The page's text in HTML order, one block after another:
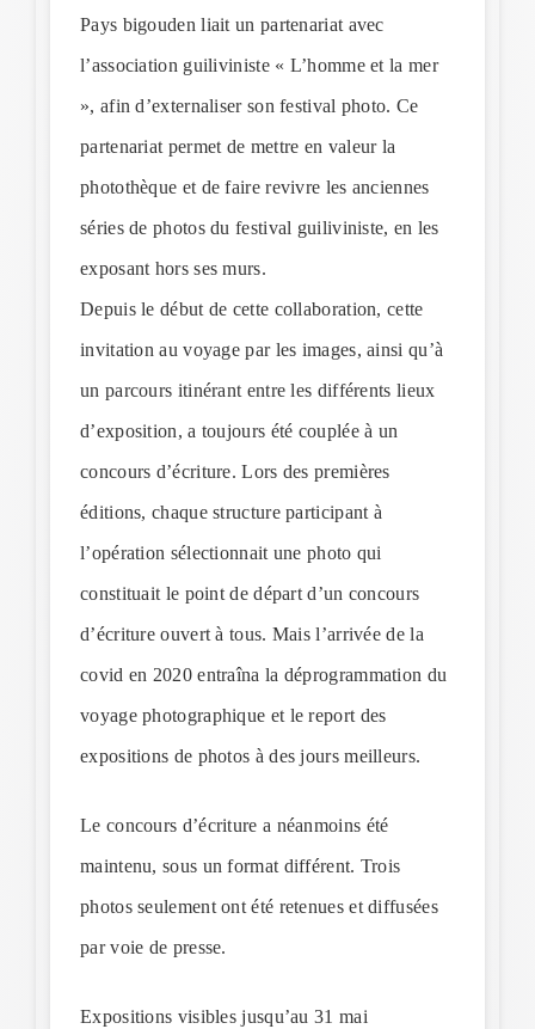
Pays bigouden liait un partenariat avec
l’association guiliviniste « L’homme et la mer
», afin d’externaliser son festival photo. Ce
partenariat permet de mettre en valeur la
photothèque et de faire revivre les anciennes
séries de photos du festival guiliviniste, en les
exposant hors ses murs.
Depuis le début de cette collaboration, cette
invitation au voyage par les images, ainsi qu’à
un parcours itinérant entre les différents lieux
d’exposition, a toujours été couplée à un
concours d’écriture. Lors des premières
éditions, chaque structure participant à
l’opération sélectionnait une photo qui
constituait le point de départ d’un concours
d’écriture ouvert à tous. Mais l’arrivée de la
covid en 2020 entraîna la déprogrammation du
voyage photographique et le report des
expositions de photos à des jours meilleurs.
Le concours d’écriture a néanmoins été
maintenu, sous un format différent. Trois
photos seulement ont été retenues et diffusées
par voie de presse.
Expositions visibles jusqu’au 31 mai